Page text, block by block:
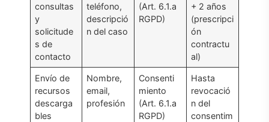
consultas
y
solicitude
s de
contacto
teléfono,
descripció
n del caso
(Art. 6.1.a
RGPD)
+ 2 años
(prescripci
ón
contractu
al)
Envío de
recursos
descarga
bles
Nombre,
email,
profesión
Consenti
miento
(Art. 6.1.a
RGPD)
Hasta
revocació
n del
consentim